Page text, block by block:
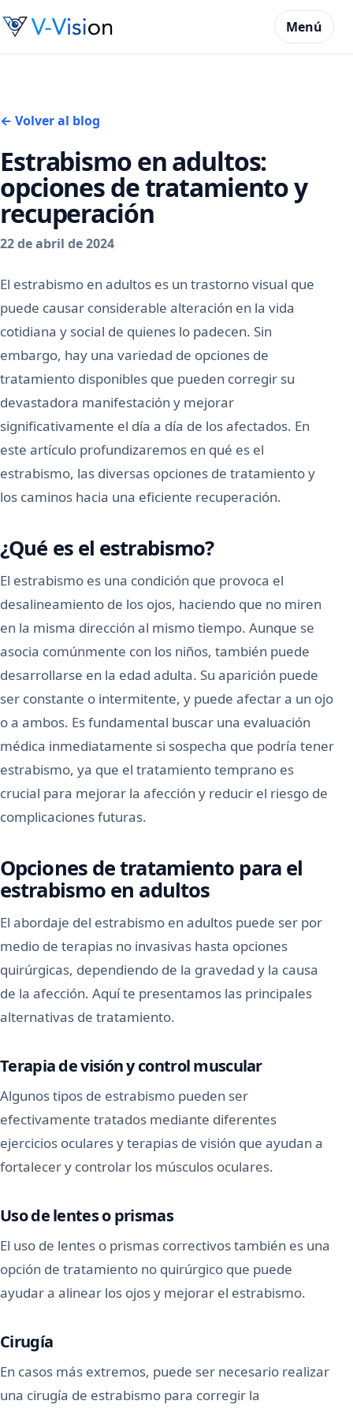
Menú
← Volver al blog
Estrabismo en adultos:
opciones de tratamiento y
recuperación
22 de abril de 2024
El estrabismo en adultos es un trastorno visual que
puede causar considerable alteración en la vida
cotidiana y social de quienes lo padecen. Sin
embargo, hay una variedad de opciones de
tratamiento disponibles que pueden corregir su
devastadora manifestación y mejorar
significativamente el día a día de los afectados. En
este artículo profundizaremos en qué es el
estrabismo, las diversas opciones de tratamiento y
los caminos hacia una eficiente recuperación.
¿Qué es el estrabismo?
El estrabismo es una condición que provoca el
desalineamiento de los ojos, haciendo que no miren
en la misma dirección al mismo tiempo. Aunque se
asocia comúnmente con los niños, también puede
desarrollarse en la edad adulta. Su aparición puede
ser constante o intermitente, y puede afectar a un ojo
o a ambos. Es fundamental buscar una evaluación
médica inmediatamente si sospecha que podría tener
estrabismo, ya que el tratamiento temprano es
crucial para mejorar la afección y reducir el riesgo de
complicaciones futuras.
Opciones de tratamiento para el
estrabismo en adultos
El abordaje del estrabismo en adultos puede ser por
medio de terapias no invasivas hasta opciones
quirúrgicas, dependiendo de la gravedad y la causa
de la afección. Aquí te presentamos las principales
alternativas de tratamiento.
Terapia de visión y control muscular
Algunos tipos de estrabismo pueden ser
efectivamente tratados mediante diferentes
ejercicios oculares y terapias de visión que ayudan a
fortalecer y controlar los músculos oculares.
Uso de lentes o prismas
El uso de lentes o prismas correctivos también es una
opción de tratamiento no quirúrgico que puede
ayudar a alinear los ojos y mejorar el estrabismo.
Cirugía
En casos más extremos, puede ser necesario realizar
una cirugía de estrabismo para corregir la